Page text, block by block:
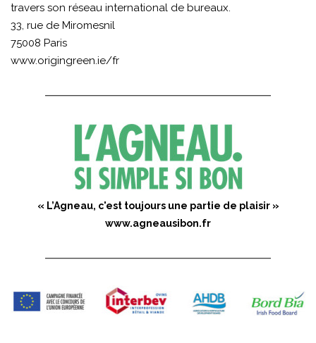
travers son réseau international de bureaux.
33, rue de Miromesnil
75008 Paris
www.origingreen.ie/fr
« L’Agneau, c'est toujours une partie de plaisir »
www.agneausibon.fr